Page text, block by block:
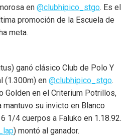
en @clubhipico_stgo. Es el
promoción de la Escuela de
meta.
ganó clásico Club de Polo Y
(1.300m) en @clubhipico_stgo.
Golden en el Criterium Potrillos,
su invicto en Blanco
1/4 cuerpos a Faluko en 1.18.92.
) montó al ganador.